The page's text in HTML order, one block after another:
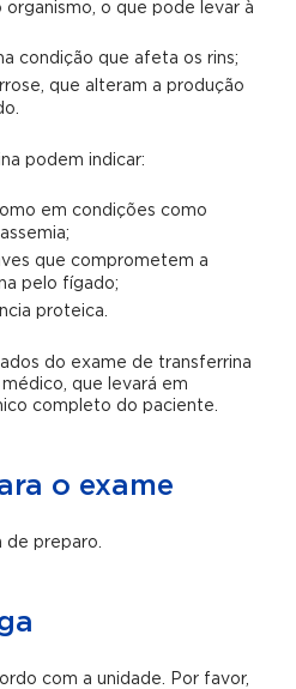
o que pode levar à
condição que afeta os rins;
que alteram a produção
podem indicar:
em condições como
que comprometem a
pelo fígado;
proteica.
do exame de transferrina
que levará em
completo do paciente.
o exame
de preparo.
com a unidade. Por favor,